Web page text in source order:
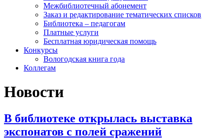
Межбиблиотечный абонемент
Заказ и редактирование тематических списков
Библиотека – педагогам
Платные услуги
Бесплатная юридическая помощь
Конкурсы
Вологодская книга года
Коллегам
Новости
В библиотеке открылась выставка
экспонатов с полей сражений